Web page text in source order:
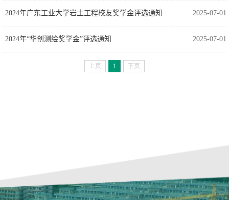
2025-07-01
2024年广东工业大学岩土工程校友奖学金评选通知
2025-07-01
2024年“华创测绘奖学金”评选通知
上页 1 下页